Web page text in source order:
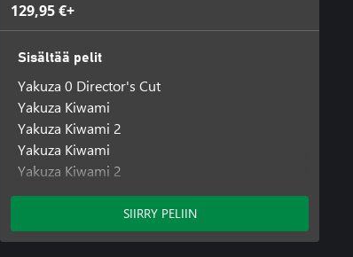
129,95 €+
Sisältää pelit
Yakuza 0 Director's Cut
Yakuza Kiwami
Yakuza Kiwami 2
Yakuza Kiwami
Yakuza Kiwami 2
Yakuza 3 Remastered
Yakuza 4 Remastered
Yakuza 5 Remastered
SIIRRY PELIIN